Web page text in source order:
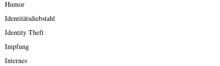
Humor
Identitätsdiebstahl
Identity Theft
Impfung
Internes